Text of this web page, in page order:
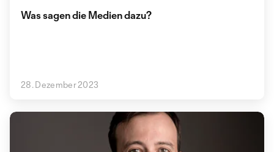
Was sagen die Medien dazu?
28. Dezember 2023